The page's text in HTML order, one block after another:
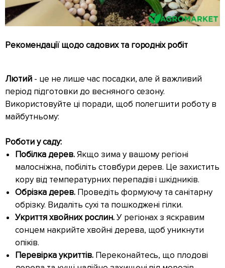
Рекомендації щодо садових та городніх робіт
Лютий - це не лише час посадки, але й важливий
період підготовки до весняного сезону.
Використовуйте ці поради, щоб полегшити роботу в
майбутньому:
Роботи у саду:
Побілка дерев.Якщо зима у вашому регіоні
малосніжна, побіліть стовбури дерев. Це захистить
кору від температурних перепадів і шкідників.
Обрізка дерев. Проведіть формуючу та санітарну
обрізку. Видаліть сухі та пошкоджені гілки.
Укриття хвойних рослин.У регіонах з яскравим
сонцем накрийте хвойні дерева, щоб уникнути
опіків.
Перевірка укриттів. Переконайтесь, що плодові